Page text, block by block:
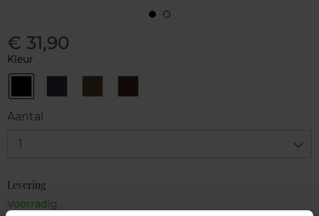
€ 31,90
Kleur
Noir
Aantal
1
Levering
Voorradig